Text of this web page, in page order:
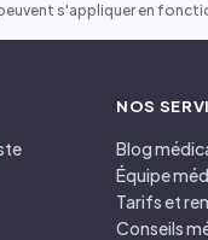
s'appliquer en
NOS
Blog
Équipe
Tarifs et
Conseils